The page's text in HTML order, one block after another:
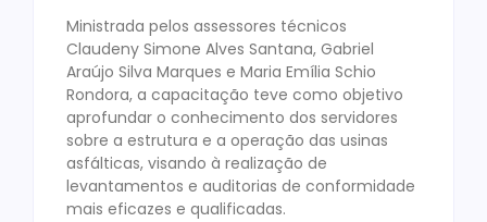
Ministrada pelos assessores técnicos
Claudeny Simone Alves Santana, Gabriel
Araújo Silva Marques e Maria Emília Schio
Rondora, a capacitação teve como objetivo
aprofundar o conhecimento dos servidores
sobre a estrutura e a operação das usinas
asfálticas, visando à realização de
levantamentos e auditorias de conformidade
mais eficazes e qualificadas.